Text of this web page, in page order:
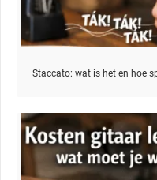
Staccato: wat is het en hoe